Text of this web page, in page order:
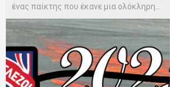
ένας παίκτης που έκανε μια ολόκληρη...